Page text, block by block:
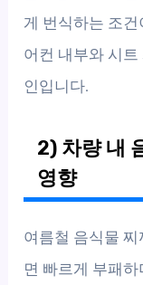
게 번식하는 조
어컨 내부와 시
인입니다.
2) 차량 내
영향
여름철 음식물
면 빠르게 부패